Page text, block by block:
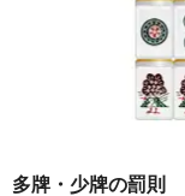
多牌・少牌の罰則